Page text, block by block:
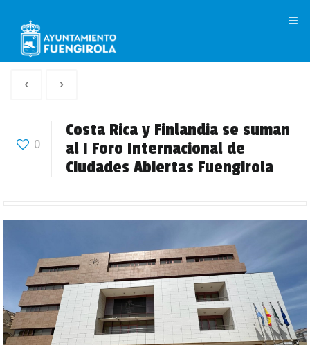
anterior
0
Costa Rica y Finlandia se suman
al I Foro Internacional de
Ciudades Abiertas Fuengirola